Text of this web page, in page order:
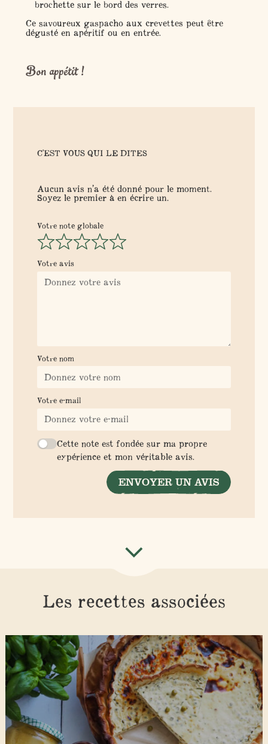
brochette sur le bord des verres.
Ce savoureux gaspacho aux crevettes peut être
dégusté en apéritif ou en entrée.
Bon appétit !
C'EST VOUS QUI LE DITES
Aucun avis n’a été donné pour le moment.
Soyez le premier à en écrire un.
Votre note globale
Votre avis
Votre nom
Votre e-mail
Cette note est fondée sur ma propre
expérience et mon véritable avis.
ENVOYER UN AVIS
Les recettes associées